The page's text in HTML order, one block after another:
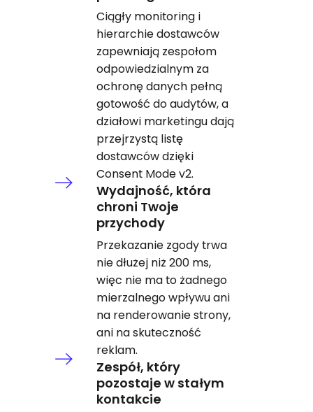
Ciągły monitoring i
hierarchie dostawców
zapewniają zespołom
odpowiedzialnym za
ochronę danych pełną
gotowość do audytów, a
działowi marketingu dają
przejrzystą listę
dostawców dzięki
Consent Mode v2.
Wydajność, która
chroni Twoje
przychody
Przekazanie zgody trwa
nie dłużej niż 200 ms,
więc nie ma to żadnego
mierzalnego wpływu ani
na renderowanie strony,
ani na skuteczność
reklam.
Zespół, który
pozostaje w stałym
kontakcie